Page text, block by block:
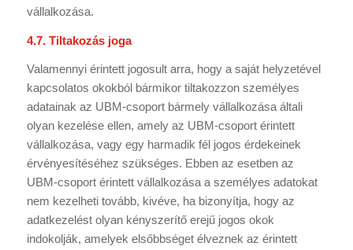
vállalkozása.
4.7. Tiltakozás joga
Valamennyi érintett jogosult arra, hogy a saját helyzetével
kapcsolatos okokból bármikor tiltakozzon személyes
adatainak az UBM-csoport bármely vállalkozása általi
olyan kezelése ellen, amely az UBM-csoport érintett
vállalkozása, vagy egy harmadik fél jogos érdekeinek
érvényesítéséhez szükséges. Ebben az esetben az
UBM-csoport érintett vállalkozása a személyes adatokat
nem kezelheti tovább, kivéve, ha bizonyítja, hogy az
adatkezelést olyan kényszerítő erejű jogos okok
indokolják, amelyek elsőbbséget élveznek az érintett